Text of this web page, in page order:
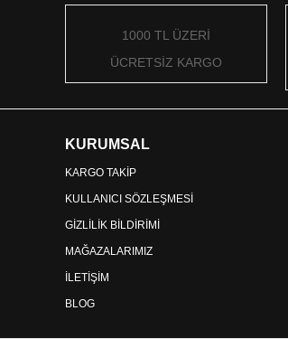
1000 TL ÜZERİ
ÜCRETSİZ KARGO
KURUMSAL
KARGO TAKİP
KULLANICI SÖZLEŞMESİ
GİZLİLİK BİLDİRİMİ
MAĞAZALARIMIZ
İLETİŞİM
BLOG